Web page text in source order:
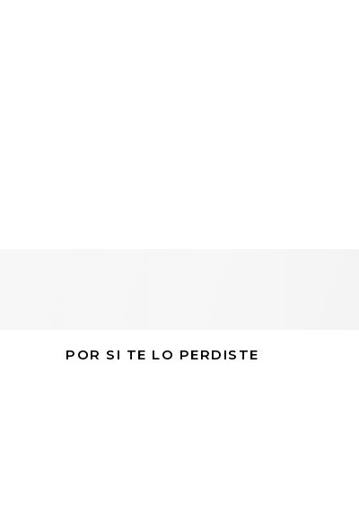
POR SI TE LO PERDISTE